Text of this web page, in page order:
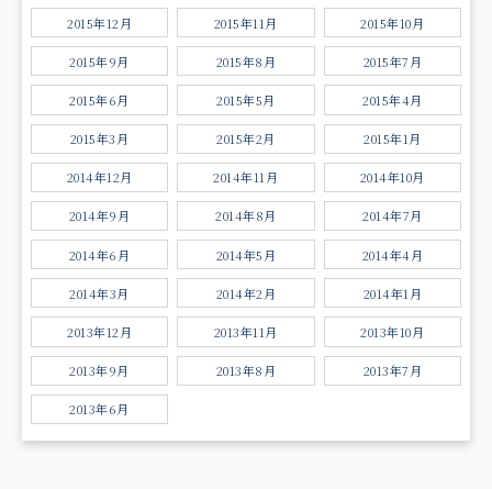
2015年12月 2015年11月 2015年10月
2015年9月 2015年8月 2015年7月
2015年6月 2015年5月 2015年4月
2015年3月 2015年2月 2015年1月
2014年12月 2014年11月 2014年10月
2014年9月 2014年8月 2014年7月
2014年6月 2014年5月 2014年4月
2014年3月 2014年2月 2014年1月
2013年12月 2013年11月 2013年10月
2013年9月 2013年8月 2013年7月
2013年6月